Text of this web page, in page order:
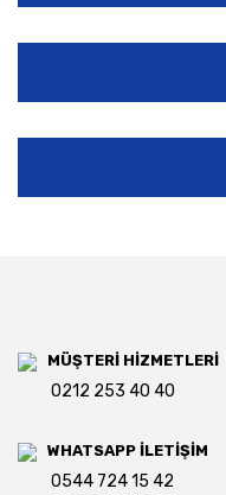
MÜŞTERİ HİZMETLERİ
0212 253 40 40
WHATSAPP İLETİŞİM
0544 724 15 42